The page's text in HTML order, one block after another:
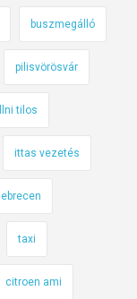
buszmegálló
pilisvörösvár
tilos
ittas vezetés
taxi
citroen ami